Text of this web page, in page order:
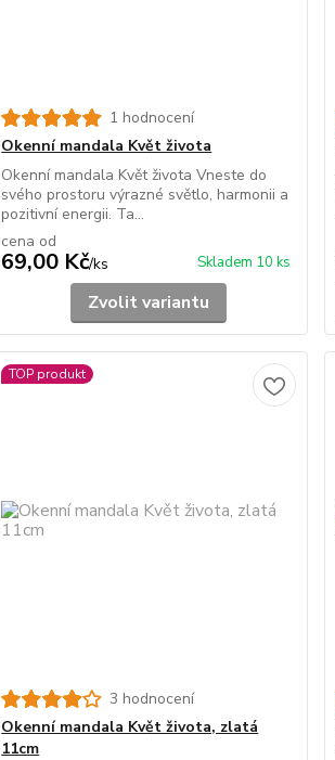
1 hodnocení
Okenní mandala Květ života
Okenní mandala Květ života Vneste do
svého prostoru výrazné světlo, harmonii a
pozitivní energii. Ta...
cena od
69,00 Kč/ks Skladem 10 ks
Zvolit variantu
TOP produkt
3 hodnocení
Okenní mandala Květ života, zlatá
11cm